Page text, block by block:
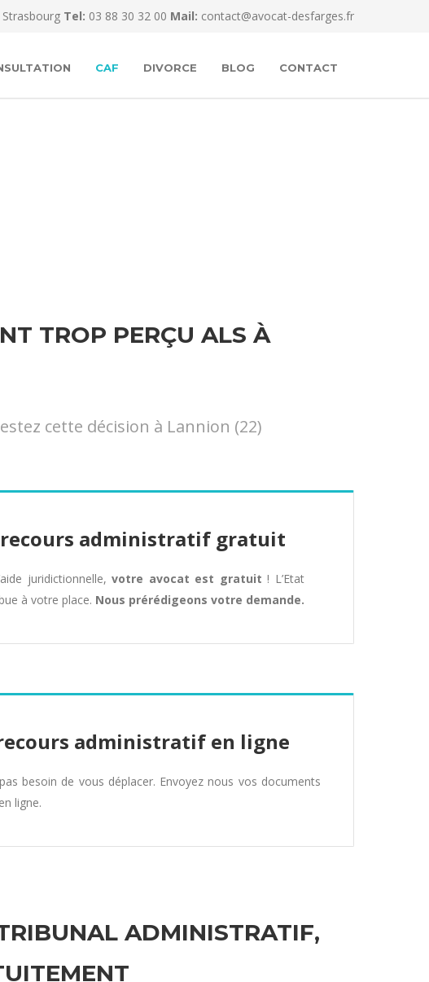
Strasbourg Tel: 03 88 30 32 00 Mail: contact@avocat-desfarges.fr
CAF DIVORCE BLOG CONTACT
TROP PERÇU ALS À
cette décision à Lannion (22)
administratif gratuit
juridictionnelle,votre avocat est gratuit ! L’Etat
à votre place. Nous prérédigeons votre demande.
administratif en ligne
besoin de vous déplacer. Envoyez nous vos documents
ligne.
ADMINISTRATIF,